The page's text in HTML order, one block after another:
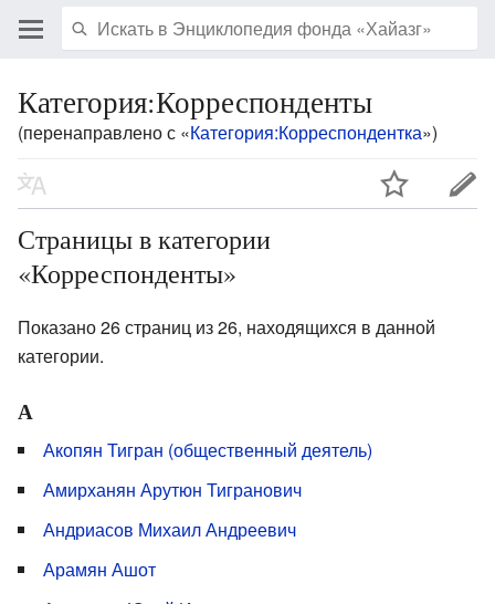
Категория:Корреспонденты
(перенаправлено с «Категория:Корреспондентка»)
Страницы в категории
«Корреспонденты»
Показано 26 страниц из 26, находящихся в данной
категории.
А
Акопян Тигран (общественный деятель)
Амирханян Арутюн Тигранович
Андриасов Михаил Андреевич
Арамян Ашот